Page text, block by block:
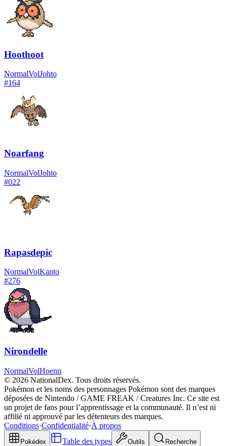
Hoothoot
NormalVolJohto
#164
Noarfang
NormalVolJohto
#022
Rapasdepic
NormalVolKanto
#276
Nirondelle
NormalVolHoenn
© 2026 NationalDex. Tous droits réservés.
Pokémon et les noms des personnages Pokémon sont des marques
déposées de Nintendo / GAME FREAK / Creatures Inc. Ce site est
un projet de fans pour l’apprentissage et la communauté. Il n’est ni
affilié ni approuvé par les détenteurs des marques.
Conditions·Confidentialité·À propos
Pokédex Table des types Outils Recherche